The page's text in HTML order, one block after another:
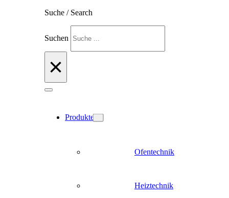
Suche / Search
Suchen
×
Produkte
Ofentechnik
Heiztechnik